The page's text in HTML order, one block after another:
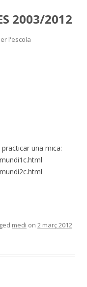
2003/2012
l'escola
una mica:
medi on 2 març 2012